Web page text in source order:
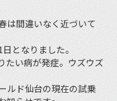
は間違いなく近づいて
となりました。
たい病が発症。ウズウズ
ルド仙台の現在の試乗